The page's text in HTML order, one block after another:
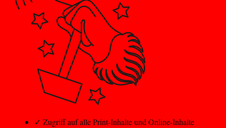
✓ Zugriff auf alle Print-Inhalte und Online-Inhalte